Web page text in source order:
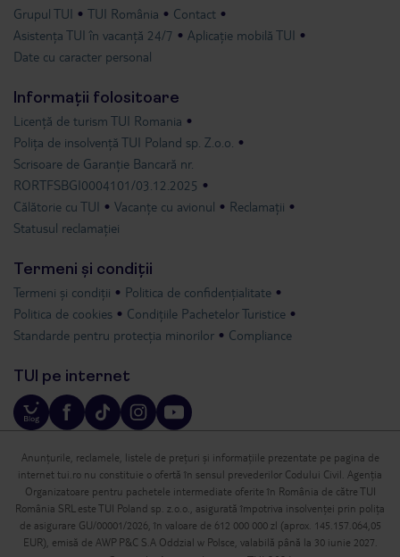
Grupul TUI TUI România
Contact
Asistența TUI în vacanță 24/7
Aplicație mobilă TUI
Date cu caracter personal
Informații folositoare
Licență de turism TUI Romania
Polița de insolvență TUI Poland sp. Z.o.o.
Scrisoare de Garanție Bancară nr.
RORTFSBGI0004101/03.12.2025
Călătorie cu TUI
Vacanțe cu avionul
Reclamații
Statusul reclamației
Termeni și condiții
Termeni și condiții
Politica de confidențialitate
Politica de cookies
Condițiile Pachetelor Turistice
Standarde pentru protecția minorilor
Compliance
TUI pe internet
Anunțurile, reclamele, listele de prețuri și informațiile prezentate pe pagina de
internet tui.ro nu constituie o ofertă în sensul prevederilor Codului Civil. Agenția
Organizatoare pentru pachetele intermediate oferite în România de către TUI
România SRL este TUI Poland sp. z.o.o., asigurată împotriva insolvenței prin polița
de asigurare GU/00001/2026, în valoare de 612 000 000 zl (aprox. 145.157.064,05
EUR), emisă de AWP P&C S.A Oddzial w Polsce, valabilă până la 30 iunie 2027.